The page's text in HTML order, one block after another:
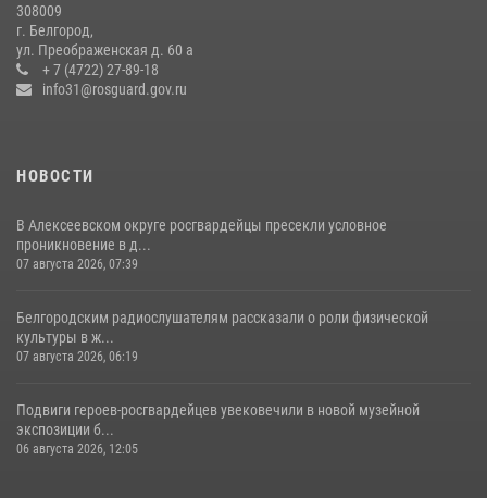
Белгородский росгвардеец стал победителем юбилейного
чемпионата войск национальной гвардии Российской Федерации по
боксу
07 июля 2026, 16:59
308009
г. Белгород,
ул. Преображенская д. 60 а
+ 7 (4722) 27-89-18
info31@rosguard.gov.ru
НОВОСТИ
В Алексеевском округе росгвардейцы пресекли условное
проникновение в д...
07 августа 2026, 07:39
Белгородским радиослушателям рассказали о роли физической
культуры в ж...
07 августа 2026, 06:19
Подвиги героев‑росгвардейцев увековечили в новой музейной
экспозиции б...
06 августа 2026, 12:05